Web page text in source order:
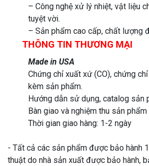
– Công nghệ xử lý nhiệt, vật liệu
tuyệt vời.
– Sản phẩm cao cấp, chất lượng
THÔNG TIN THƯƠNG MẠI
Made in USA
Chứng chỉ xuất xứ (CO), chứng
kèm sản phẩm.
Hướng dẫn sử dụng, catalog sản
Bàn giao và nghiệm thu sản
Thời gian giao hàng: 1-2 ngày
- Tất cả các sản phẩm được bảo hành
thuật do nhà sản xuất được bảo hành,